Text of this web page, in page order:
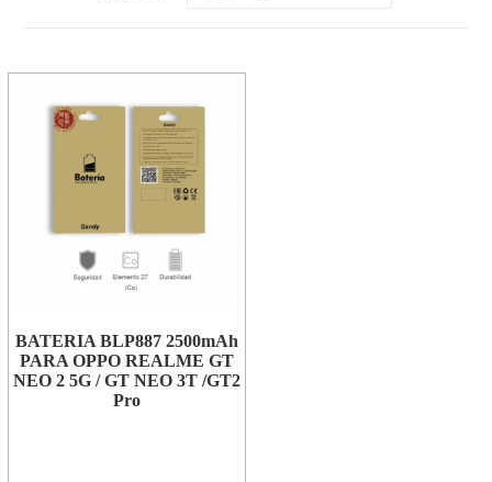
BATERIA BLP887 2500mAh
PARA OPPO REALME GT
NEO 2 5G / GT NEO 3T /GT2
Pro